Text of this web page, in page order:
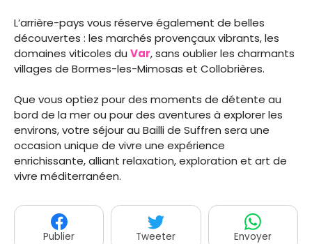
L’arrière-pays vous réserve également de belles
découvertes : les marchés provençaux vibrants, les
domaines viticoles du Var, sans oublier les charmants
villages de Bormes-les-Mimosas et Collobrières.
Que vous optiez pour des moments de détente au
bord de la mer ou pour des aventures à explorer les
environs, votre séjour au Bailli de Suffren sera une
occasion unique de vivre une expérience
enrichissante, alliant relaxation, exploration et art de
vivre méditerranéen.
Publier Tweeter Envoyer